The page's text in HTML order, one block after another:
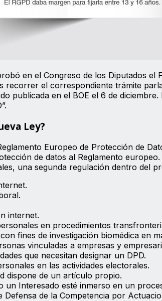
en el Congreso de los Diputados
recorrer el correspondiente trámite
publicada en el BOE el 6 de
Ley?
Europeo de Protección de
de datos al Reglamento
una segunda regulación dentro del
internet.
en procedimientos
fines de investigación biomédica en
vinculadas a empresas y
que necesitan designar un DPD.
en las actividades electorales.
dispone de un artículo propio.
un Interesado esté inmerso en un
Defensa de la Competencia por